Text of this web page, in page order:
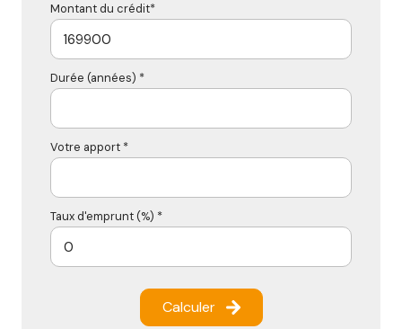
Montant du crédit*
Durée (années) *
Votre apport *
Taux d'emprunt (%) *
Calculer